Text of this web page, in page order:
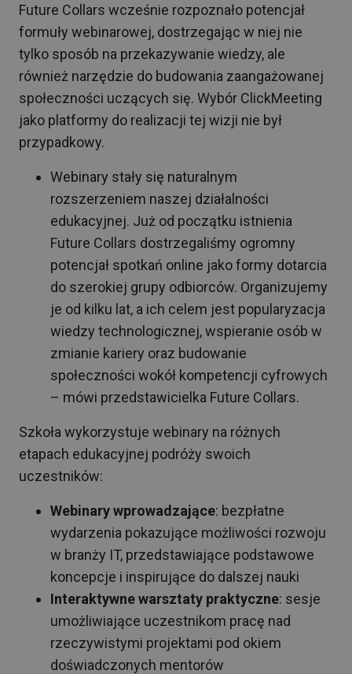
Future Collars wcześnie rozpoznało potencjał
formuły webinarowej, dostrzegając w niej nie
tylko sposób na przekazywanie wiedzy, ale
również narzędzie do budowania zaangażowanej
społeczności uczących się. Wybór ClickMeeting
jako platformy do realizacji tej wizji nie był
przypadkowy.
Webinary stały się naturalnym
rozszerzeniem naszej działalności
edukacyjnej. Już od początku istnienia
Future Collars dostrzegaliśmy ogromny
potencjał spotkań online jako formy dotarcia
do szerokiej grupy odbiorców. Organizujemy
je od kilku lat, a ich celem jest popularyzacja
wiedzy technologicznej, wspieranie osób w
zmianie kariery oraz budowanie
społeczności wokół kompetencji cyfrowych
– mówi przedstawicielka Future Collars.
Szkoła wykorzystuje webinary na różnych
etapach edukacyjnej podróży swoich
uczestników:
Webinary wprowadzające: bezpłatne
wydarzenia pokazujące możliwości rozwoju
w branży IT, przedstawiające podstawowe
koncepcje i inspirujące do dalszej nauki
Interaktywne warsztaty praktyczne: sesje
umożliwiające uczestnikom pracę nad
rzeczywistymi projektami pod okiem
doświadczonych mentorów